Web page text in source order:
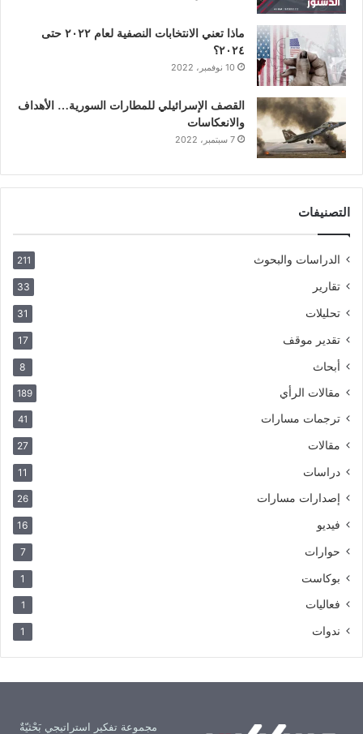
ماذا تعني الانتخابات النصفية لعام ٢٠٢٢ حتى
٢٠٢٤؟
10 نوفمبر، 2022
القصف الإسرائيلي للمطارات السورية… الأهداف
والانعكاسات
7 سبتمبر، 2022
التصنيفات
الدراسات والبحوث 211
تقارير 33
تحليلات 31
تقدير موقف 17
أبحاث 8
مقالات الرأي 189
ترجمات مسارات 41
مقالات 27
دراسات 11
إصدارات مسارات 26
فيديو 16
حوارات 7
بوكاست 1
فعاليات 1
ندوات 1
مجموعة تفكير استراتيجي بَحْثيّةٌ